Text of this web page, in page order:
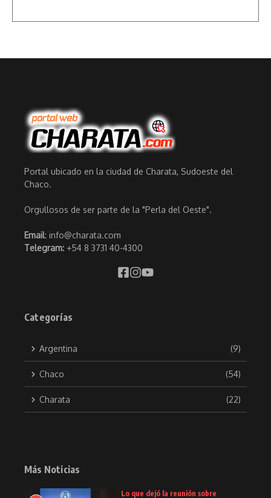
Portal ubicado en la ciudad de Charata, Sudoeste del
Chaco.
Orgullosos de ser parte de la "Perla del Oeste".
Email: info@charata.com
Telegram: +54 8 3731 40-4300
Categorías
Argentina (9)
Chaco (54)
Charata (22)
Más Noticias
Lo que dejó la reunión sobre